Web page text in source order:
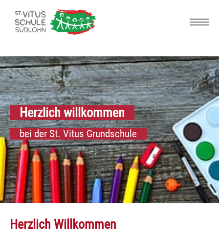
Herzlich willkommen
bei der St. Vitus Grundschule
Herzlich Willkommen